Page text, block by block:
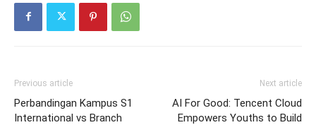
Previous article
Perbandingan Kampus S1
International vs Branch
Next article
AI For Good: Tencent Cloud
Empowers Youths to Build